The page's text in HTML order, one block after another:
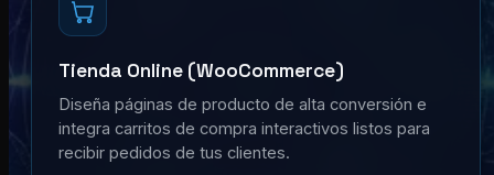
Tienda Online (WooCommerce)
Diseña páginas de producto de alta conversión e
integra carritos de compra interactivos listos para
recibir pedidos de tus clientes.